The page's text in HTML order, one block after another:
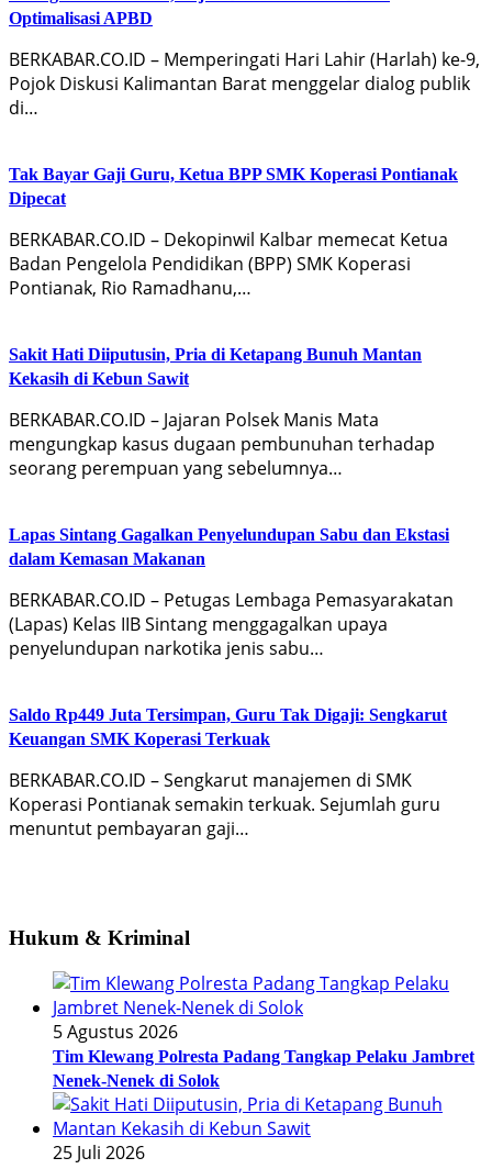
Optimalisasi APBD
BERKABAR.CO.ID – Memperingati Hari Lahir (Harlah) ke-9,
Pojok Diskusi Kalimantan Barat menggelar dialog publik
di…
Tak Bayar Gaji Guru, Ketua BPP SMK Koperasi Pontianak
Dipecat
BERKABAR.CO.ID – Dekopinwil Kalbar memecat Ketua
Badan Pengelola Pendidikan (BPP) SMK Koperasi
Pontianak, Rio Ramadhanu,…
Sakit Hati Diiputusin, Pria di Ketapang Bunuh Mantan
Kekasih di Kebun Sawit
BERKABAR.CO.ID – Jajaran Polsek Manis Mata
mengungkap kasus dugaan pembunuhan terhadap
seorang perempuan yang sebelumnya…
Lapas Sintang Gagalkan Penyelundupan Sabu dan Ekstasi
dalam Kemasan Makanan
BERKABAR.CO.ID – Petugas Lembaga Pemasyarakatan
(Lapas) Kelas IIB Sintang menggagalkan upaya
penyelundupan narkotika jenis sabu…
Saldo Rp449 Juta Tersimpan, Guru Tak Digaji: Sengkarut
Keuangan SMK Koperasi Terkuak
BERKABAR.CO.ID – Sengkarut manajemen di SMK
Koperasi Pontianak semakin terkuak. Sejumlah guru
menuntut pembayaran gaji…
Hukum & Kriminal
5 Agustus 2026
Tim Klewang Polresta Padang Tangkap Pelaku Jambret
Nenek-Nenek di Solok
25 Juli 2026